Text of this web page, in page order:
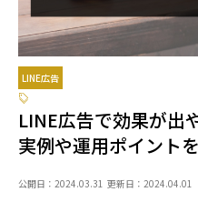
LINE広告
LINE広告で効果が出
実例や運用ポイント
公開日：2024.03.31 更新日：2024.04.01